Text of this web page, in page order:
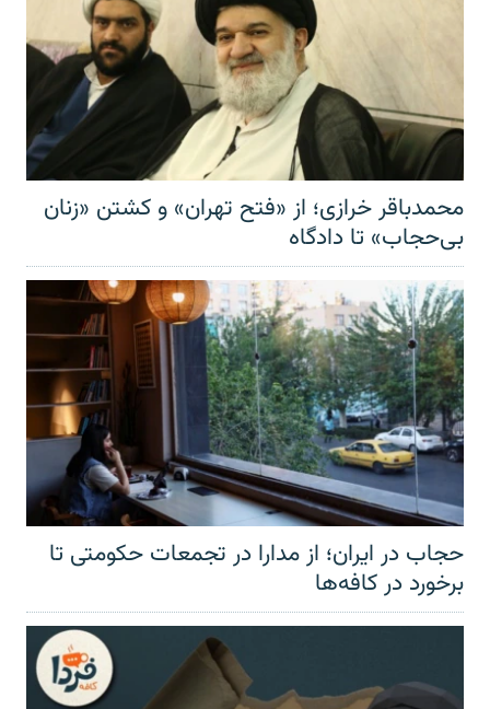
محمدباقر خرازی؛ از «فتح تهران» و کشتن «زنان
بی‌حجاب» تا دادگاه
حجاب در ایران؛ از مدارا در تجمعات حکومتی تا
برخورد در کافه‌ها